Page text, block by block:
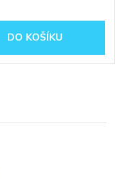
DO KOŠÍKU